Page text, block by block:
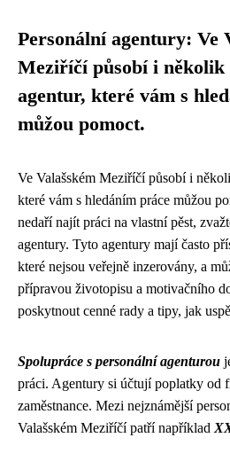
Personální agentury: Ve
Meziříčí působí i několik
agentur, které vám s
můžou pomoct.
Ve Valašském Meziříčí působí i
které vám s hledáním práce můžou
nedaří najít práci na vlastní pěst,
agentury. Tyto agentury mají často
které nejsou veřejně inzerovány, a
přípravou životopisu a motivačního
poskytnout cenné rady a tipy, jak
Spolupráce s personální agenturou
práci. Agentury si účtují poplatky od
zaměstnance. Mezi nejznámější
Valašském Meziříčí patří například